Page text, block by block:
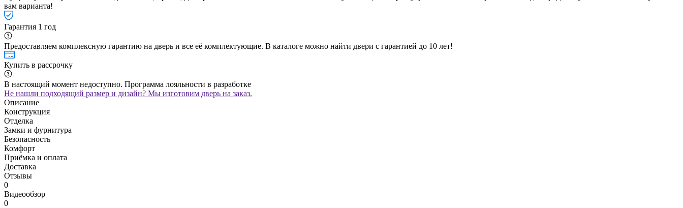
вам варианта!
Гарантия 1 год
Предоставляем комплексную гарантию на дверь и все её комплектующие. В каталоге можно найти двери с гарантией до 10 лет!
Купить в рассрочку
В настоящий момент недоступно. Программа лояльности в разработке
Не нашли подходящий размер и дизайн? Мы изготовим дверь на заказ.
Описание
Конструкция
Отделка
Замки и фурнитура
Безопасность
Комфорт
Приёмка и оплата
Доставка
Отзывы
0
Видеообзор
0